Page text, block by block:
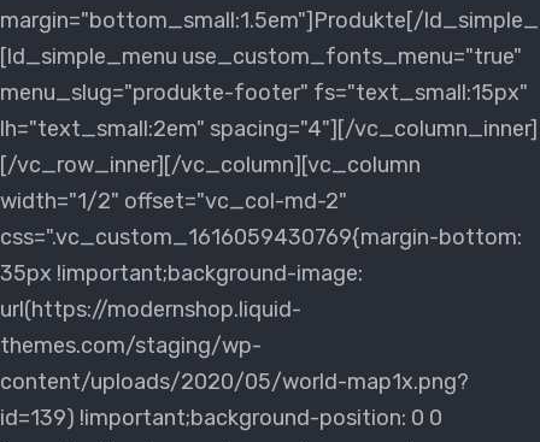
margin="bottom_small:1.5em"]Produkte[/
[ld_simple_menu use_custom_fonts_menu="true"
menu_slug="produkte-footer" fs="text_small:15px"
lh="text_small:2em" spacing="4"][/vc_column_inner]
[/vc_row_inner][/vc_column][vc_column
width="1/2" offset="vc_col-md-2"
css=".vc_custom_1616059430769{margin-bottom:
35px !important;background-image:
url(https://modernshop.liquid-
themes.com/staging/wp-
content/uploads/2020/05/world-map1x.png?
id=139) !important;background-position: 0 0